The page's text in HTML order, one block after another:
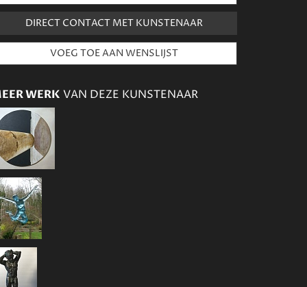
DIRECT CONTACT MET KUNSTENAAR
WERK VAN DEZE KUNSTENAAR